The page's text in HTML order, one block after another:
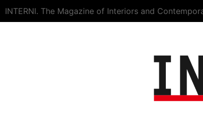
INTERNI. The Magazine of Interiors and